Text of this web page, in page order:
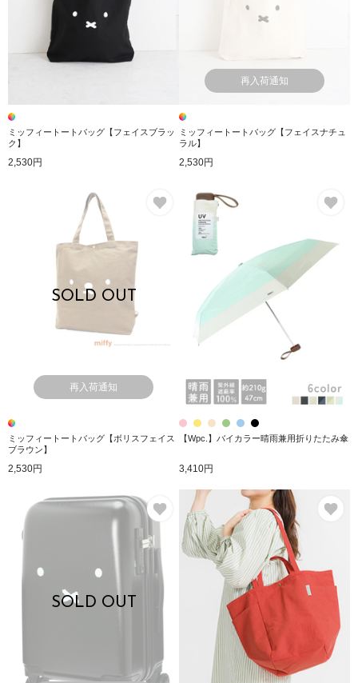
ミッフィートートバッグ【フェイスブラッ
ク】
2,530円
再入荷通知
ミッフィートートバッグ【フェイスナチュ
ラル】
2,530円
お気に入り
SOLD OUT
再入荷通知
ミッフィートートバッグ【ボリスフェイス
ブラウン】
2,530円
【Wpc.】バイカラー晴雨兼用折りたたみ傘
3,410円
お気に入り
SOLD OUT